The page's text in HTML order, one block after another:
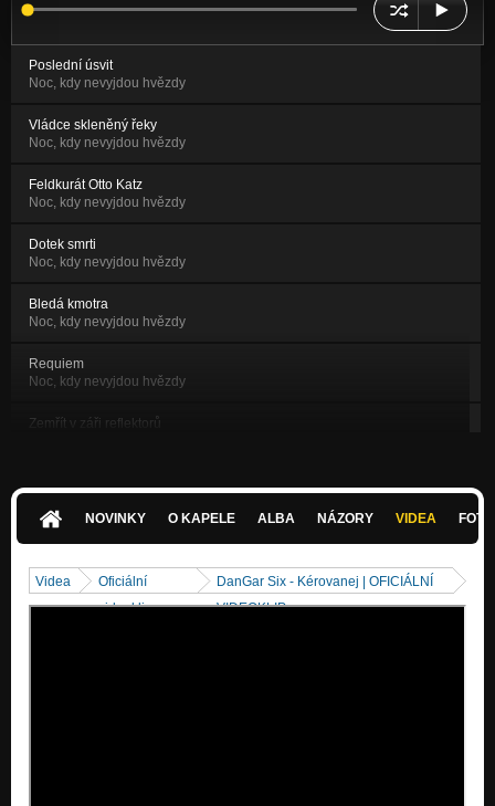
Poslední úsvit
Noc, kdy nevyjdou hvězdy
Vládce skleněný řeky
Noc, kdy nevyjdou hvězdy
Feldkurát Otto Katz
Noc, kdy nevyjdou hvězdy
Dotek smrti
Noc, kdy nevyjdou hvězdy
Bledá kmotra
Noc, kdy nevyjdou hvězdy
Requiem
Noc, kdy nevyjdou hvězdy
Zemřít v záři reflektorů
Noc, kdy nevyjdou hvězdy
Smlouva s ďáblem
NOVINKY O KAPELE ALBA NÁZORY VIDEA
Videa
Oficiální
videoklipy
DanGar Six - Kérovanej | OFICIÁLNÍ
VIDEOKLIP